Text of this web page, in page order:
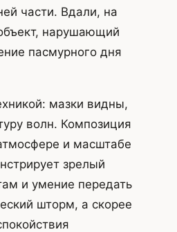
части. Вдали, на
нарушающий
пасмурного дня
мазки видны,
волн. Композиция
и масштабе
зрелый
и умение передать
шторм, а скорее